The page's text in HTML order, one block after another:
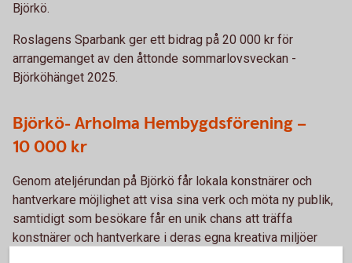
Björkö.
Roslagens Sparbank ger ett bidrag på 20 000 kr för
arrangemanget av den åttonde sommarlovsveckan -
Björköhänget 2025.
Björkö- Arholma Hembygdsförening –
10 000 kr
Genom ateljérundan på Björkö får lokala konstnärer och
hantverkare möjlighet att visa sina verk och möta ny publik,
samtidigt som besökare får en unik chans att träffa
konstnärer och hantverkare i deras egna kreativa miljöer